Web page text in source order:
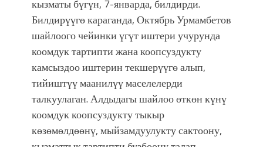
болмок”
кызматы бүгүн, 7-январда, билдирди.
Билдирүүгө караганда, Октябрь Урмамбетов
шайлоого чейинки үгүт иштери учурунда
коомдук тартипти жана коопсуздукту
камсыздоо иштерин текшерүүгө алып,
тийиштүү маанилүү маселелерди
талкуулаган. Алдыдагы шайлоо өткөн күнү
коомдук коопсуздукту тыкыр
көзөмөлдөөнү, мыйзамдуулукту сактоону,